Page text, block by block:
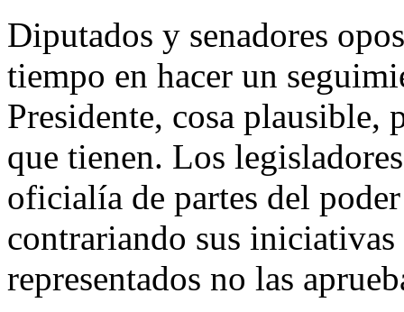
Diputados y senadores
tiempo en hacer un
Presidente, cosa plausible,
que tienen. Los
oficialía de partes del
contrariando sus iniciativas
representados no las